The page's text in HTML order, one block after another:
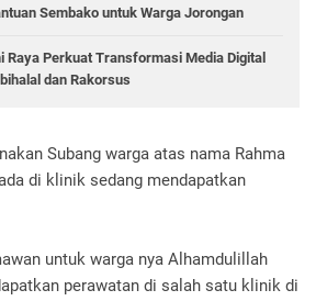
Sembako untuk Warga Jorongan
Raya Perkuat Transformasi Media Digital
dan Rakorsus
Subang warga atas nama Rahma
di klinik sedang mendapatkan
untuk warga nya Alhamdulillah
perawatan di salah satu klinik di